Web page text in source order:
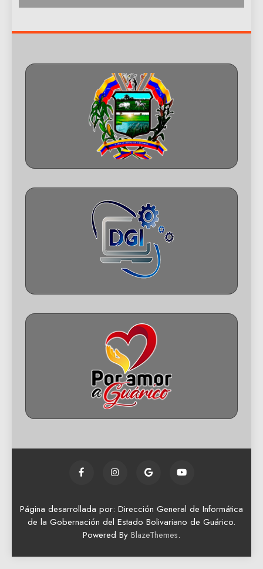
Página desarrollada por: Dirección General de Informática
de la Gobernación del Estado Bolivariano de Guárico.
Powered By BlazeThemes.